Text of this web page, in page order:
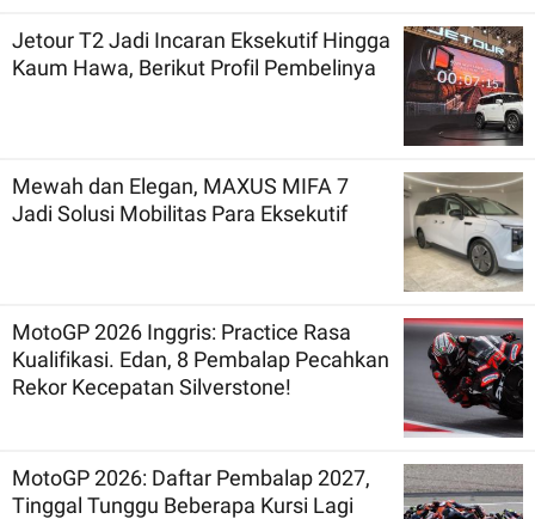
Jetour T2 Jadi Incaran Eksekutif Hingga
Kaum Hawa, Berikut Profil Pembelinya
Mewah dan Elegan, MAXUS MIFA 7
Jadi Solusi Mobilitas Para Eksekutif
MotoGP 2026 Inggris: Practice Rasa
Kualifikasi. Edan, 8 Pembalap Pecahkan
Rekor Kecepatan Silverstone!
MotoGP 2026: Daftar Pembalap 2027,
Tinggal Tunggu Beberapa Kursi Lagi